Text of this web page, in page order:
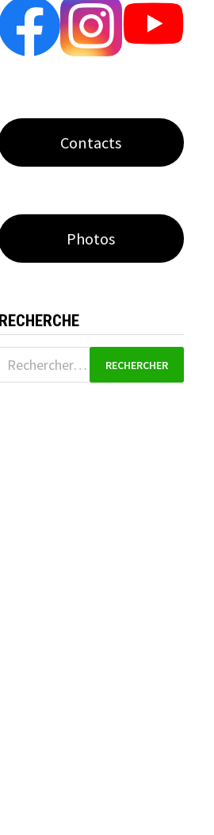
Contacts
Photos
RECHERCHE
Rechercher :